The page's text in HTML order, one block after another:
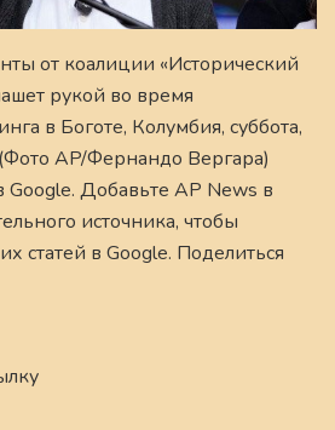
от коалиции «Исторический
рукой во время
в Боготе, Колумбия, суббота,
AP/Фернандо Вергара)
Добавьте AP News в
источника, чтобы
статей в Google. Поделиться